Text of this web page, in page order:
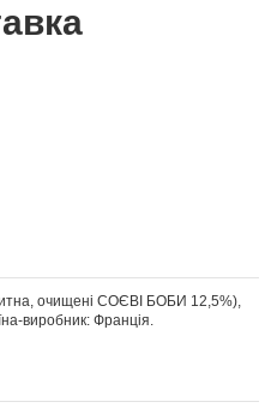
очищені СОЄВІ БОБИ 12,5%),
виробник: Франція.